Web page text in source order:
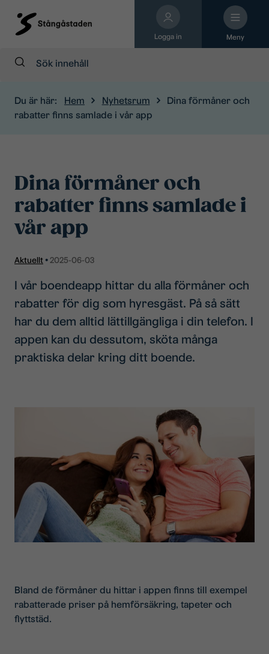
Logga in Meny
Sök:
Du är här: Hem Nyhetsrum
Dina förmåner och
rabatter finns samlade i vår app
Dina förmåner och
rabatter finns samlade i
vår app
Aktuellt•2025-06-03
I vår boendeapp hittar du alla förmåner och
rabatter för dig som hyresgäst. På så sätt
har du dem alltid lättillgängliga i din telefon. I
appen kan du dessutom, sköta många
praktiska delar kring ditt boende.
Bland de förmåner du hittar i appen finns till exempel
rabatterade priser på hemförsäkring, tapeter och
flyttstäd.